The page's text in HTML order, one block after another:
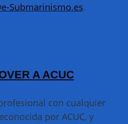
Submarinismo.es.
A ACUC
con cualquier
por ACUC, y